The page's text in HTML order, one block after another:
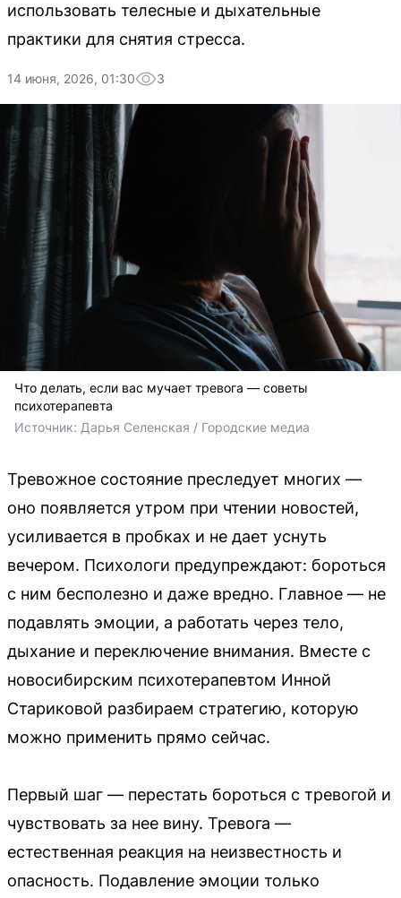
использовать телесные и дыхательные
практики для снятия стресса.
14 июня, 2026, 01:30 3
Что делать, если вас мучает тревога — советы
психотерапевта
Источник: Дарья Селенская / Городские медиа
Тревожное состояние преследует многих —
оно появляется утром при чтении новостей,
усиливается в пробках и не дает уснуть
вечером. Психологи предупреждают: бороться
с ним бесполезно и даже вредно. Главное — не
подавлять эмоции, а работать через тело,
дыхание и переключение внимания. Вместе с
новосибирским психотерапевтом Инной
Стариковой разбираем стратегию, которую
можно применить прямо сейчас.
Первый шаг — перестать бороться с тревогой и
чувствовать за нее вину. Тревога —
естественная реакция на неизвестность и
опасность. Подавление эмоции только